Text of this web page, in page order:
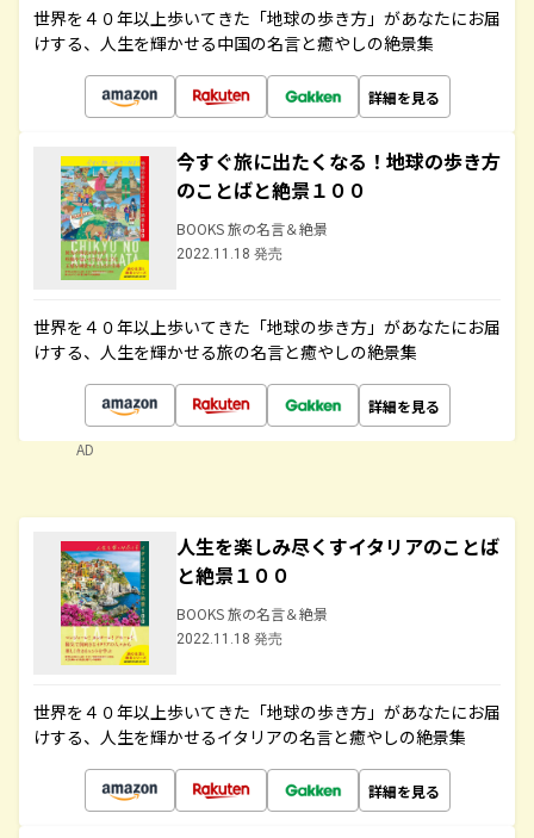
世界を４０年以上歩いてきた「地球の歩き方」があなたにお届
けする、人生を輝かせる中国の名言と癒やしの絶景集
詳細を見る
今すぐ旅に出たくなる！地球の歩き方
のことばと絶景１００
BOOKS 旅の名言＆絶景
2022.11.18 発売
世界を４０年以上歩いてきた「地球の歩き方」があなたにお届
けする、人生を輝かせる旅の名言と癒やしの絶景集
詳細を見る
AD
人生を楽しみ尽くすイタリアのことば
と絶景１００
BOOKS 旅の名言＆絶景
2022.11.18 発売
世界を４０年以上歩いてきた「地球の歩き方」があなたにお届
けする、人生を輝かせるイタリアの名言と癒やしの絶景集
詳細を見る